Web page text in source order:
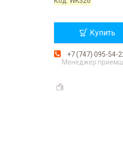
Купить
+7 (747) 095-54-
Менеджер